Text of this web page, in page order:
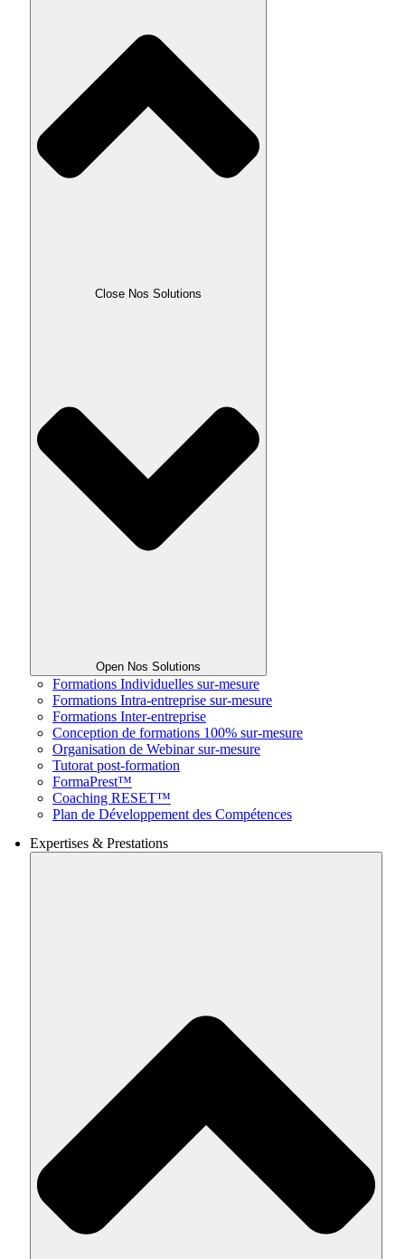
Close Nos Solutions
Open Nos Solutions
Formations Individuelles sur-mesure
Formations Intra-entreprise sur-mesure
Formations Inter-entreprise
Conception de formations 100% sur-mesure
Organisation de Webinar sur-mesure
Tutorat post-formation
FormaPrest™
Coaching RESET™
Plan de Développement des Compétences
Expertises & Prestations